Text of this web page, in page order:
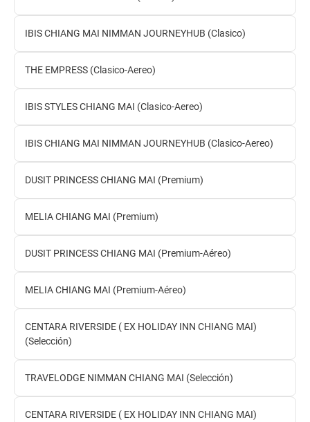
IBIS CHIANG MAI NIMMAN JOURNEYHUB (Clasico)
THE EMPRESS (Clasico-Aereo)
IBIS STYLES CHIANG MAI (Clasico-Aereo)
IBIS CHIANG MAI NIMMAN JOURNEYHUB (Clasico-Aereo)
DUSIT PRINCESS CHIANG MAI (Premium)
MELIA CHIANG MAI (Premium)
DUSIT PRINCESS CHIANG MAI (Premium-Aéreo)
MELIA CHIANG MAI (Premium-Aéreo)
CENTARA RIVERSIDE ( EX HOLIDAY INN CHIANG MAI)
(Selección)
TRAVELODGE NIMMAN CHIANG MAI (Selección)
CENTARA RIVERSIDE ( EX HOLIDAY INN CHIANG MAI)